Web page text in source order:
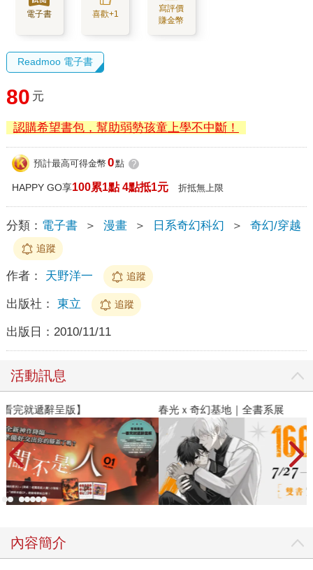
電子書 喜歡+1
寫評價
賺金幣
Readmoo 電子書
80 元
認購希望書包，幫助弱勢孩童上學不中斷！
預計最高可得金幣 0點 ?
HAPPY GO享100累1點 4點抵1元 折抵無上限
分類： 電子書 ＞ 漫畫 ＞ 日系奇幻科幻 ＞ 奇幻/穿越
追蹤
作者： 天野洋一 追蹤
出版社： 東立 追蹤
出版日： 2010/11/11
活動訊息
春光ｘ奇幻基地｜全書系展
內容簡介